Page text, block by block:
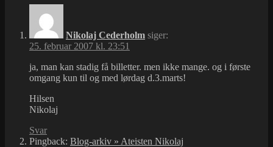
Nikolaj Cederholm siger:
25. februar 2007 kl. 23:51
ja, man kan stadig få billetter. men ikke mange. og i første
omgang kun til og med lørdag d.3.marts!
Hilsen
Nikolaj
Svar
Pingback: Blog-arkiv » Ateisten Nikolaj